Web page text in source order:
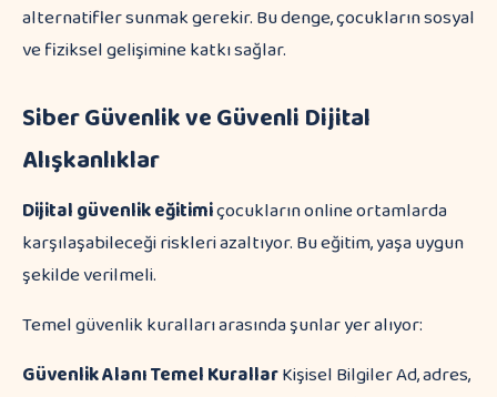
alternatifler sunmak gerekir. Bu denge, çocukların sosyal
ve fiziksel gelişimine katkı sağlar.
Siber Güvenlik ve Güvenli Dijital
Alışkanlıklar
Dijital güvenlik eğitimiçocukların online ortamlarda
karşılaşabileceği riskleri azaltıyor. Bu eğitim, yaşa uygun
şekilde verilmeli.
Temel güvenlik kuralları arasında şunlar yer alıyor:
Güvenlik AlanıTemel KurallarKişisel Bilgiler Ad, adres,